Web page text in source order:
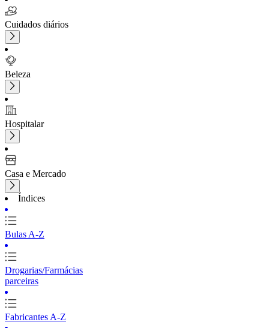
Cuidados diários
Beleza
Hospitalar
Casa e Mercado
Índices
Bulas A-Z
Drogarias/Farmácias
parceiras
Fabricantes A-Z